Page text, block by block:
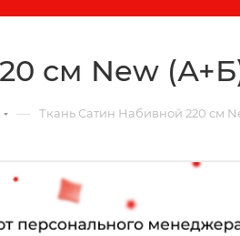
см New
— Ткань Сатин Набивной 220 см